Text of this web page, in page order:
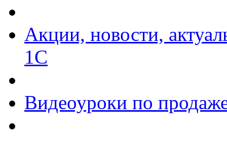
Акции, новости,
1С
Видеоуроки по